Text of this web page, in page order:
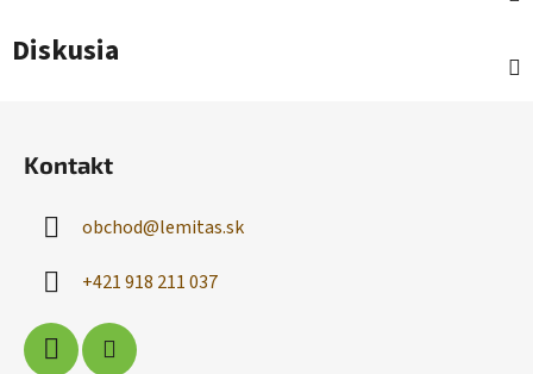
Diskusia
Kontakt
obchod@lemitas.sk
+421 918 211 037